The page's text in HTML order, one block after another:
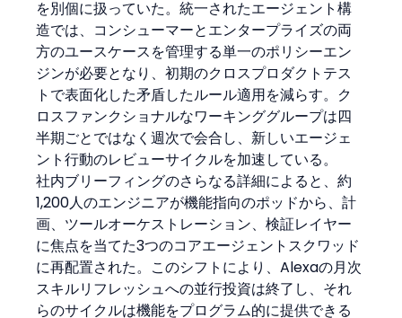
を別個に扱っていた。統一されたエージェント構
造では、コンシューマーとエンタープライズの両
方のユースケースを管理する単一のポリシーエン
ジンが必要となり、初期のクロスプロダクトテス
トで表面化した矛盾したルール適用を減らす。ク
ロスファンクショナルなワーキンググループは四
半期ごとではなく週次で会合し、新しいエージェ
ント行動のレビューサイクルを加速している。
社内ブリーフィングのさらなる詳細によると、約
1,200人のエンジニアが機能指向のポッドから、計
画、ツールオーケストレーション、検証レイヤー
に焦点を当てた3つのコアエージェントスクワッド
に再配置された。このシフトにより、Alexaの月次
スキルリフレッシュへの並行投資は終了し、それ
らのサイクルは機能をプログラム的に提供できる